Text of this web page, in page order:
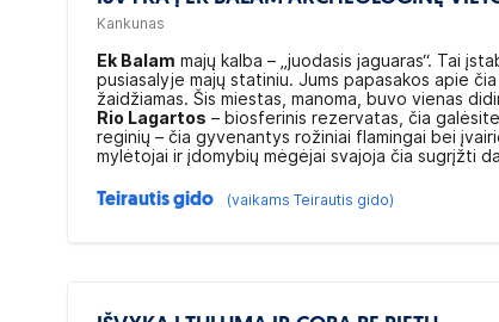
Kankunas
Ek Balam majų kalba – „juodasis jaguaras“. Tai
pusiasalyje majų statiniu. Jums papasakos apie
žaidžiamas. Šis miestas, manoma, buvo vienas
Rio Lagartos – biosferinis rezervatas, čia
reginių – čia gyvenantys rožiniai flamingai bei
mylėtojai ir įdomybių mėgėjai svajoja čia sugrįžti
Teirautis gido (vaikams Teirautis gido)